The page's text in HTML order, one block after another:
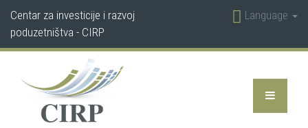
Centar za investicije i razvoj
poduzetništva - CIRP
Language